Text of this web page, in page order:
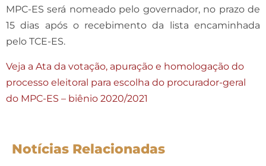
MPC-ES será nomeado pelo governador, no prazo de
15 dias após o recebimento da lista encaminhada
pelo TCE-ES.
Veja a Ata da votação, apuração e homologação do
processo eleitoral para escolha do procurador-geral
do MPC-ES – biênio 2020/2021
Notícias Relacionadas